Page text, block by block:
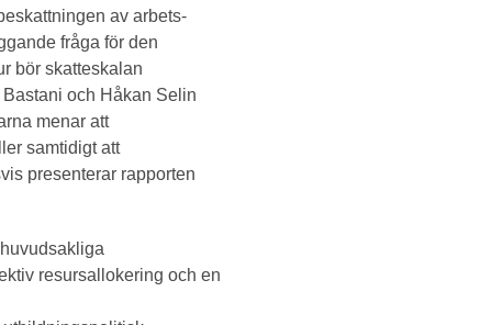
av arbets-
fråga för den
bör skatteskalan
och Håkan Selin
menar att
samtidigt att
presenterar rapporten
resursallokering och en